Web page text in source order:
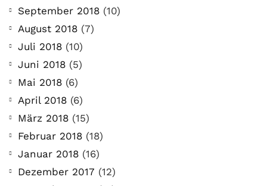
September 2018 (10)
August 2018 (7)
Juli 2018 (10)
Juni 2018 (5)
Mai 2018 (6)
April 2018 (6)
März 2018 (15)
Februar 2018 (18)
Januar 2018 (16)
Dezember 2017 (12)